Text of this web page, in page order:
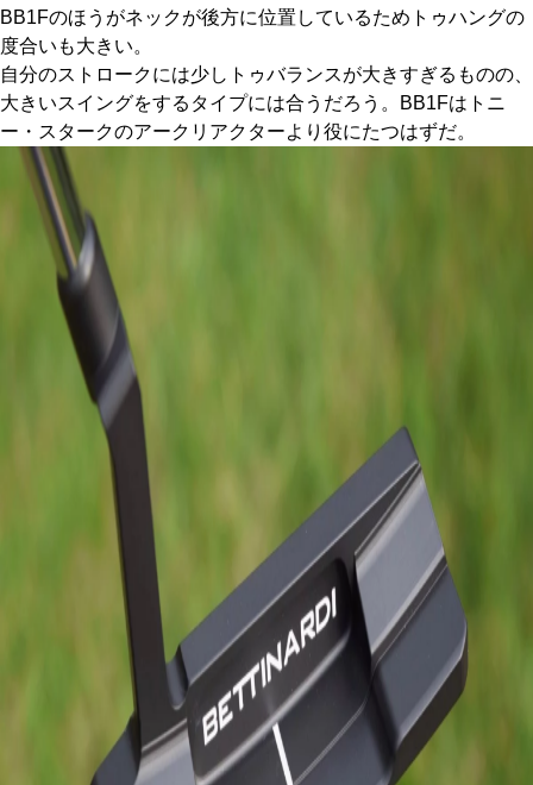
BB1Fのほうがネックが後方に位置しているためトゥハングの
度合いも大きい。
自分のストロークには少しトゥバランスが大きすぎるものの、
大きいスイングをするタイプには合うだろう。BB1Fはトニ
ー・スタークのアークリアクターより役にたつはずだ。